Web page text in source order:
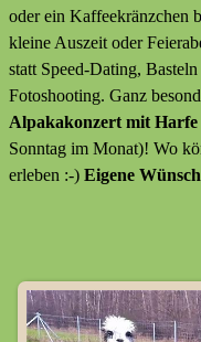
oder ein Kaffeekränzchen
kleine Auszeit oder
statt Speed-Dating,
Fotoshooting. Ganz
Alpakakonzert mit
Sonntag im Monat)! Wo
erleben :-) Eigene